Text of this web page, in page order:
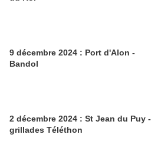
9 décembre 2024 : Port d'Alon -
Bandol
2 décembre 2024 : St Jean du Puy -
grillades Téléthon